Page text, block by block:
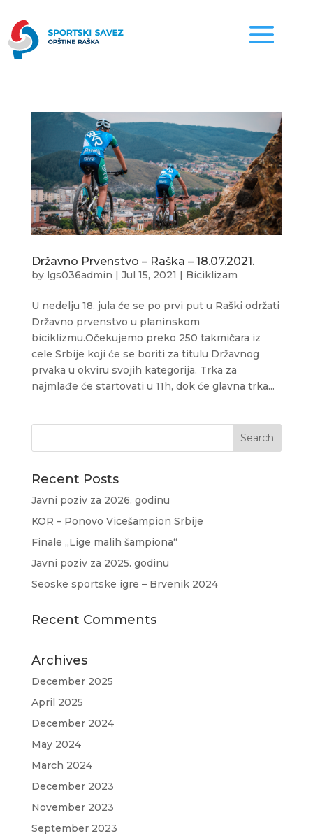
Državno Prvenstvo – Raška – 18.07.2021.
by lgs036admin | Jul 15, 2021 | Biciklizam
U nedelju 18. jula će se po prvi put u Raški održati
Državno prvenstvo u planinskom
biciklizmu.Očekujemo preko 250 takmičara iz
cele Srbije koji će se boriti za titulu Državnog
prvaka u okviru svojih kategorija. Trka za
najmlađe će startovati u 11h, dok će glavna trka...
Recent Posts
Javni poziv za 2026. godinu
KOR – Ponovo Vicešampion Srbije
Finale „Lige malih šampiona“
Javni poziv za 2025. godinu
Seoske sportske igre – Brvenik 2024
Recent Comments
Archives
December 2025
April 2025
December 2024
May 2024
March 2024
December 2023
November 2023
September 2023